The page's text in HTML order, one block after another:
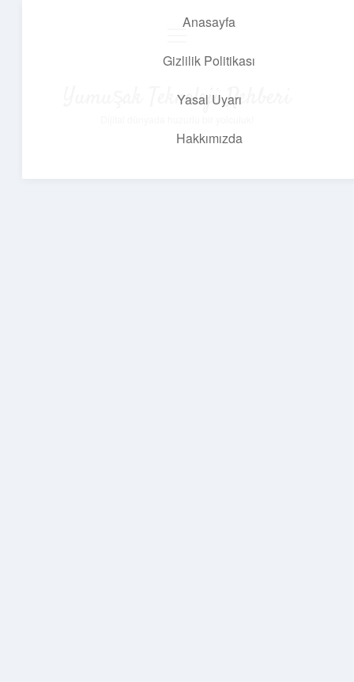
Anasayfa
Gizlilik Politikası
Yasal Uyarı
Hakkımızda
Yumuşak Teknoloji Rehberi